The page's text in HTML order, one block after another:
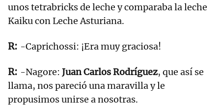
unos tetrabricks de leche y comparaba la leche
Kaiku con Leche Asturiana.
-Caprichossi: ¡Era muy graciosa!
-Nagore: Juan Carlos Rodríguez, que así se
llama, nos pareció una maravilla y le
propusimos unirse a nosotras.